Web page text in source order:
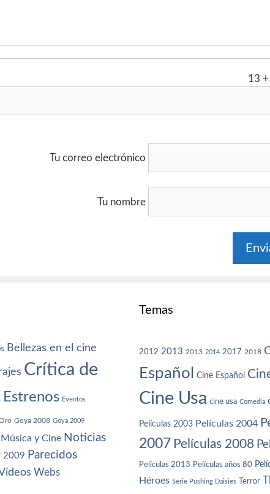
13 +
Tu correo electrónico
Tu nombre
Bellezas en el cine
Crítica de
Estrenos Eventos
Goya 2008 Goya 2009
Música y Cine Noticias
2009 Parecidos
Webs
Temas
2012 2013 2013 2014 2017 2018
Español
Cine Español
Cine Usa cine usa Comedia
Películas 2003 Películas 2004
2007 Películas 2008
Películas 2013 Películas años 80
Héroes Serie Pushing Daisies Terror